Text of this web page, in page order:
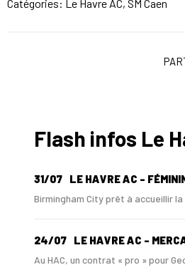
Catégories: Le Havre AC, SM Caen
Flash infos Le
31/07 LE HAVRE AC -
Birmingham City prêt à accueillir la
24/07 LE HAVRE AC -
Au HAC, un contrat « pro » pour